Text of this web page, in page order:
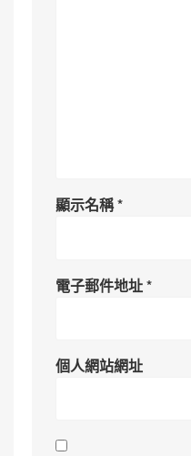
顯示名稱*
電子郵件地址*
個人網站網址